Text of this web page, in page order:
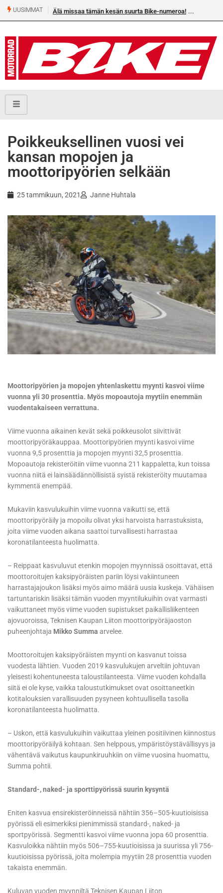
UUSIMMAT Älä missaa tämän kesän suurta Bike-numeroa!
Poikkeuksellinen vuosi vei
kansan mopojen ja
moottoripyörien selkään
25 tammikuun, 2021 Janne Huhtala
Moottoripyörien ja mopojen yhtenlaskettu myynti kasvoi viime
vuonna yli 30 prosenttia. Myös mopoautoja myytiin enemmän
vuodentakaiseen verrattuna.
Viime vuonna aikainen kevät sekä poikkeusolot siivittivät
moottoripyöräkauppaa. Moottoripyörien myynti kasvoi viime
vuonna 9,5 prosenttia ja mopojen myynti 32,5 prosenttia.
Mopoautoja rekisteröitiin viime vuonna 211 kappaletta, kun toissa
vuonna niitä ei lainsäädännöllisistä syistä rekisteröity muutamaa
kymmentä enempää.
Mukaviin kasvulukuihin viime vuonna vaikutti se, että
moottoripyöräily ja mopoilu olivat yksi harvoista harrastuksista,
joita viime vuoden aikana saattoi turvallisesti harrastaa
koronatilanteesta huolimatta.
– Reippaat kasvuluvut etenkin mopojen myynnissä osoittavat, että
moottoroitujen kaksipyöräisten pariin löysi vakiintuneen
harrastajajoukon lisäksi myös aimo määrä uusia kuskeja. Vähäisen
tartuntariskin lisäksi tämän vuoden myyntilukuihin ovat varmasti
vaikuttaneet myös viime vuoden supistukset paikallisliikenteen
ajovuoroissa, Teknisen Kaupan Liiton moottoripyöräjaoston
puheenjohtaja Mikko Summa arvelee.
Moottoroitujen kaksipyöräisten myynti on kasvanut toissa
vuodesta lähtien. Vuoden 2019 kasvulukujen arveltiin johtuvan
yleisesti kohentuneesta taloustilanteesta. Viime vuoden kohdalla
siitä ei ole kyse, vaikka taloustutkimukset ovat osoittaneetkin
kotitalouksien varallisuuden pysyneen kohtuullisella tasolla
koronatilanteesta huolimatta.
– Uskon, että kasvulukuihin vaikuttaa yleinen positiivinen kiinnostus
moottoripyöräilyä kohtaan. Sen helppous, ympäristöystävällisyys ja
vähentävä vaikutus kaupunkiruuhkiin on viime vuosina huomattu,
Summa pohtii.
Standard-, naked- ja sporttipyörissä suurin kysyntä
Eniten kasvua ensirekisteröinneissä nähtiin 356–505-kuutioisissa
pyörissä eli esimerkiksi pienimmissä standard-, naked- ja
sportpyörissä. Segmentti kasvoi viime vuonna jopa 60 prosenttia.
Kasvuloikka nähtiin myös 506–755-kuutioisissa ja suurissa yli 756-
kuutioisissa pyörissä, joita molempia myytiin 28 prosenttia vuoden
takaista enemmän.
Kuluvan vuoden myynniltä Teknisen Kaupan Liiton